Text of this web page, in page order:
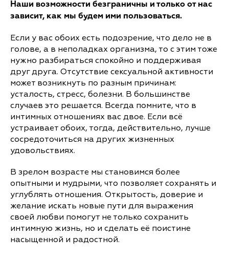
Наши возможности безграничны и только от нас
зависит, как мы будем ими пользоваться.
Если у вас обоих есть подозрение, что дело не в
голове, а в неполадках организма, то с этим тоже
нужно разбираться спокойно и поддерживая
друг друга. Отсутствие сексуальной активности
может возникнуть по разным причинам:
усталость, стресс, болезни. В большинстве
случаев это решается. Всегда помните, что в
интимных отношениях вас двое. Если всё
устраивает обоих, тогда, действительно, лучше
сосредоточиться на других жизненных
удовольствиях.
​В зрелом возрасте мы становимся более
опытными и мудрыми, что позволяет сохранять и
углублять отношения. Открытость, доверие и
желание искать новые пути для выражения
своей любви помогут не только сохранить
интимную жизнь, но и сделать её поистине
насыщенной и радостной.